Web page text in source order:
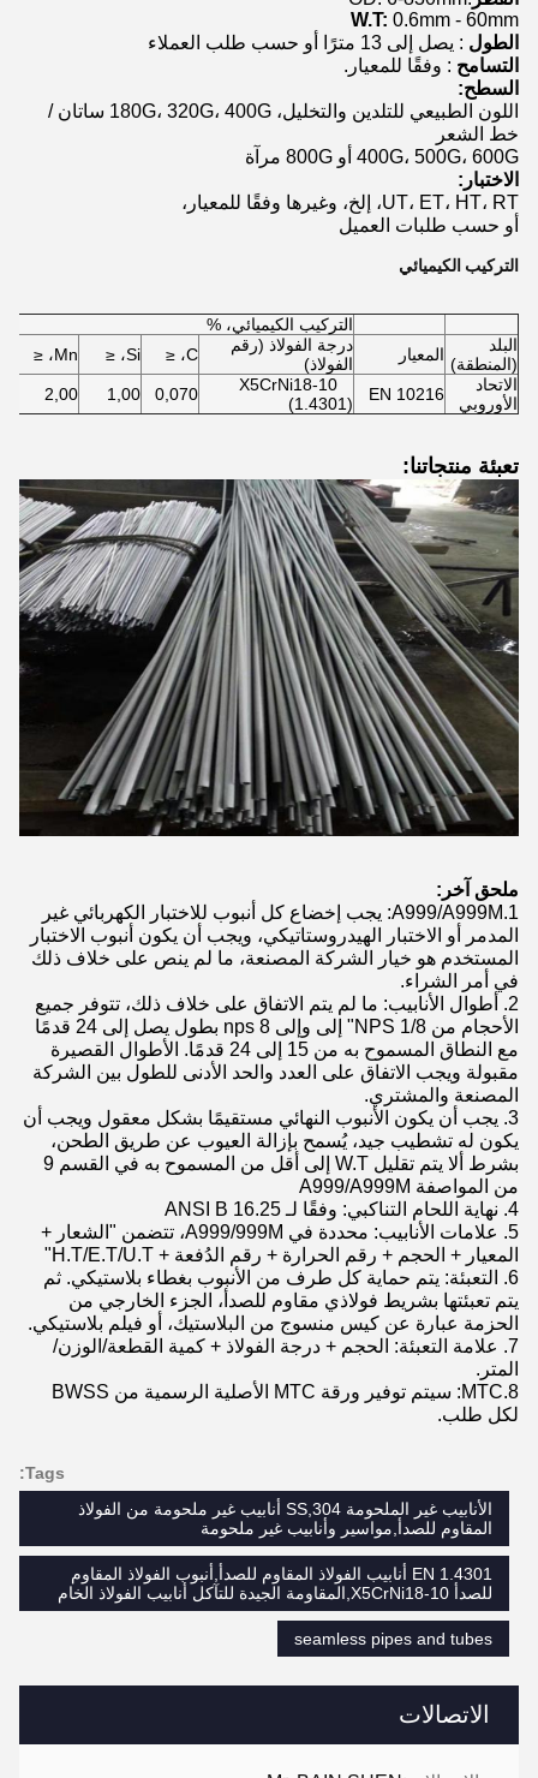
الاتصالات
W.T: 0.6mm - 60mm
الطول : يصل إلى 13 مترًا أو حسب طلب العملاء
التسامح : وفقًا للمعيار.
السطح:
اللون الطبيعي للتلدين والتخليل، 180G، 320G، 400G ساتان /
خط الشعر
400G، 500G، 600G أو 800G مرآة
الاختبار:
UT، ET، HT، RT، إلخ، وغيرها وفقًا للمعيار،
أو حسب طلبات العميل
التركيب الكيميائي
التركيب الكيميائي، %
البلد
(المنطقة) المعيار
درجة الفولاذ (رقم
الفولاذ)
C، ≤ Si، ≤ Mn، ≤
الاتحاد
الأوروبي
EN 10216
X5CrNi18-10
(1.4301)
0,070
1,00
2,00
تعبئة منتجاتنا:
ملحق آخر:
1.A999/A999M: يجب إخضاع كل أنبوب للاختبار الكهربائي غير
المدمر أو الاختبار الهيدروستاتيكي، ويجب أن يكون أنبوب الاختبار
المستخدم هو خيار الشركة المصنعة، ما لم ينص على خلاف ذلك
في أمر الشراء.
2. أطوال الأنابيب: ما لم يتم الاتفاق على خلاف ذلك، تتوفر جميع
الأحجام من NPS 1/8" إلى وإلى nps 8 بطول يصل إلى 24 قدمًا
مع النطاق المسموح به من 15 إلى 24 قدمًا. الأطوال القصيرة
مقبولة ويجب الاتفاق على العدد والحد الأدنى للطول بين الشركة
المصنعة والمشتري.
3. يجب أن يكون الأنبوب النهائي مستقيمًا بشكل معقول ويجب أن
يكون له تشطيب جيد، يُسمح بإزالة العيوب عن طريق الطحن،
بشرط ألا يتم تقليل W.T إلى أقل من المسموح به في القسم 9
من المواصفة A999/A999M
4. نهاية اللحام التناكبي: وفقًا لـ ANSI B 16.25
5. علامات الأنابيب: محددة في A999/999M، تتضمن "الشعار +
المعيار + الحجم + رقم الحرارة + رقم الدُفعة + H.T/E.T/U.T"
6. التعبئة: يتم حماية كل طرف من الأنبوب بغطاء بلاستيكي. ثم
يتم تعبئتها بشريط فولاذي مقاوم للصدأ، الجزء الخارجي من
الحزمة عبارة عن كيس منسوج من البلاستيك، أو فيلم بلاستيكي.
7. علامة التعبئة: الحجم + درجة الفولاذ + كمية القطعة/الوزن/
المتر.
8.MTC: سيتم توفير ورقة MTC الأصلية الرسمية من BWSS
لكل طلب.
Tags:
الأنابيب غير الملحومة SS,304 أنابيب غير ملحومة من الفولاذ
المقاوم للصدأ,مواسير وأنابيب غير ملحومة
EN 1.4301 أنابيب الفولاذ المقاوم للصدأ,أنبوب الفولاذ المقاوم
للصدأ X5CrNi18-10,المقاومة الجيدة للتآكل أنابيب الفولاذ الخام
seamless pipes and tubes